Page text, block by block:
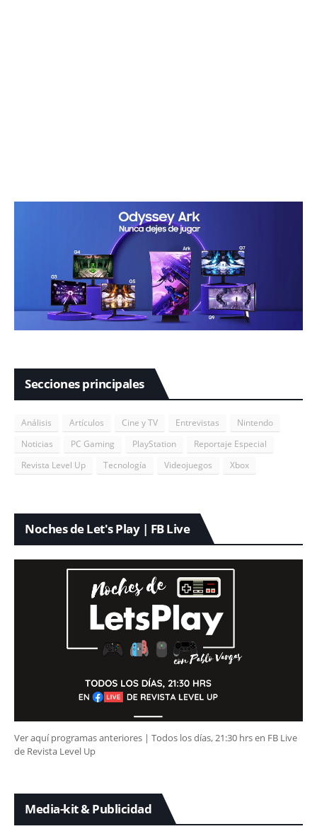
Secciones principales
Análisis Artículos Cine y TV Entrevistas
Nintendo
Noticias
PC Gaming PlayStation
Reportaje Especial
Revista Level Up
Tecnología Videojuegos Xbox
Noches de Let's Play | FB Live
Ver aquí programas anteriores | Todos los días, 21:30 hrs en FB Live
de Revista Level Up
Media-kit & Publicidad